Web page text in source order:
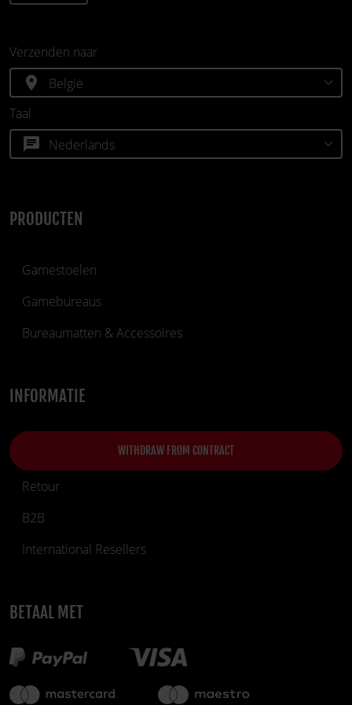
PRODUCTEN
Gamestoelen
Gamebureaus
Bureaumatten & Accessoires
INFORMATIE
WITHDRAW FROM CONTRACT
Retour
B2B
International Resellers
BETAAL MET
Verzenden naar
location_on
Taal
chat